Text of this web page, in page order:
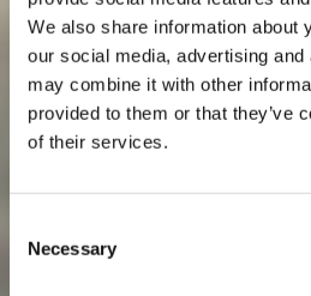
We also share information about
our social media, advertising
may combine it with other
provided to them or that they’ve
of their services.
Selection
Necessary